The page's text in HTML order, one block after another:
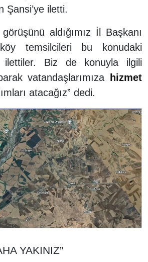
Şansi’ye iletti.
aldığımız İl Başkanı
temsilcileri bu konudaki
ilettiler. Biz de konuyla ilgili
vatandaşlarımıza
hizmet
atacağız” dedi.
YAKINIZ”